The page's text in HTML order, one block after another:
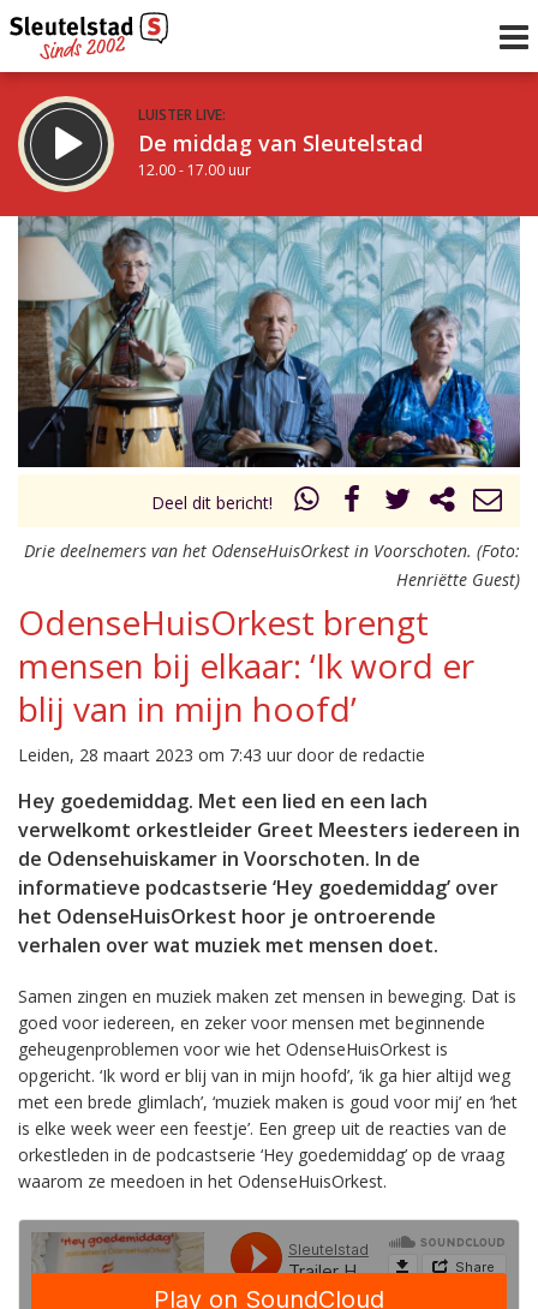
LUISTER LIVE:
De middag van Sleutelstad
12.00 - 17.00 uur
STRAKS:
Sleutelstad 30
17.00 - 19.00 uur
Vorig uur
uur 1 van 0 Volgend uur
Inklappen
Deel dit bericht!
Drie deelnemers van het OdenseHuisOrkest in Voorschoten. (Foto:
Henriëtte Guest)
OdenseHuisOrkest brengt
mensen bij elkaar: ‘Ik word er
blij van in mijn hoofd’
Leiden, 28 maart 2023 om 7:43 uur door de redactie
Hey goedemiddag. Met een lied en een lach
verwelkomt orkestleider Greet Meesters iedereen in
de Odensehuiskamer in Voorschoten. In de
informatieve podcastserie ‘Hey goedemiddag’ over
het OdenseHuisOrkest hoor je ontroerende
verhalen over wat muziek met mensen doet.
Samen zingen en muziek maken zet mensen in beweging. Dat is
goed voor iedereen, en zeker voor mensen met beginnende
geheugenproblemen voor wie het OdenseHuisOrkest is
opgericht. ‘Ik word er blij van in mijn hoofd’, ‘ik ga hier altijd weg
met een brede glimlach’, ‘muziek maken is goud voor mij’ en ‘het
is elke week weer een feestje’. Een greep uit de reacties van de
orkestleden in de podcastserie ‘Hey goedemiddag’ op de vraag
waarom ze meedoen in het OdenseHuisOrkest.